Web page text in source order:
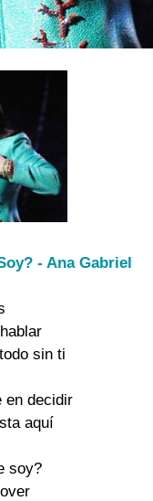
- Ana Gabriel
sin ti
en decidir
aquí
soy?